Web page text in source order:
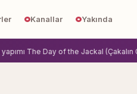
Kanallar Yakında
The Day of the Jackal (Çakalın